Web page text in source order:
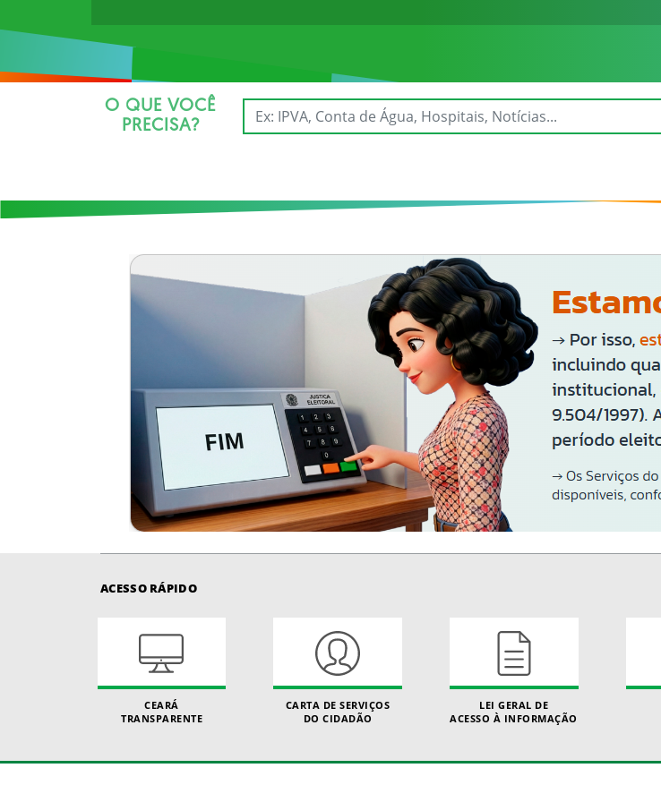
O QUE VOCÊ
PRECISA?
ACESSO RÁPIDO
CEARÁ
TRANSPARENTE
CARTA DE SERVIÇOS
DO CIDADÃO
LEI GERAL DE
ACESSO À INFORMAÇÃO